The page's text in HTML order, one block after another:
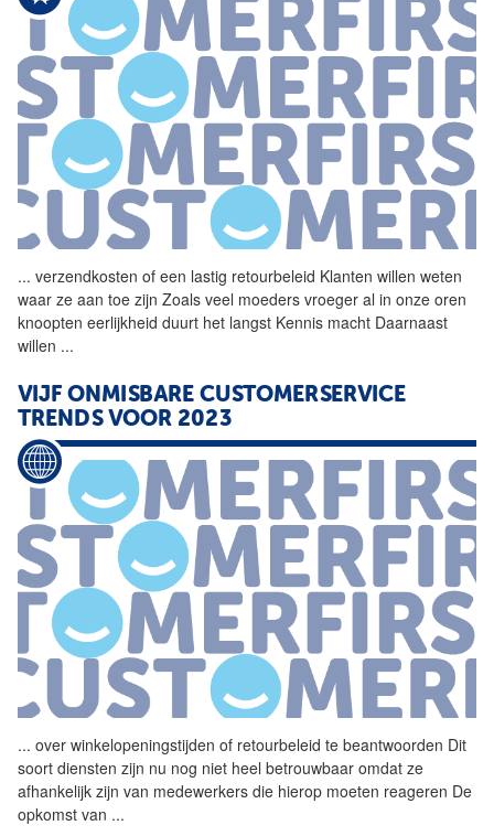
... verzendkosten of een lastig retourbeleid Klanten willen weten
waar ze aan toe zijn Zoals veel moeders vroeger al in onze oren
knoopten eerlijkheid duurt het langst Kennis macht Daarnaast
willen ...
VIJF ONMISBARE CUSTOMERSERVICE
TRENDS VOOR 2023
... over winkelopeningstijden of retourbeleid te beantwoorden Dit
soort diensten zijn nu nog niet heel betrouwbaar omdat ze
afhankelijk zijn van medewerkers die hierop moeten reageren De
opkomst van ...